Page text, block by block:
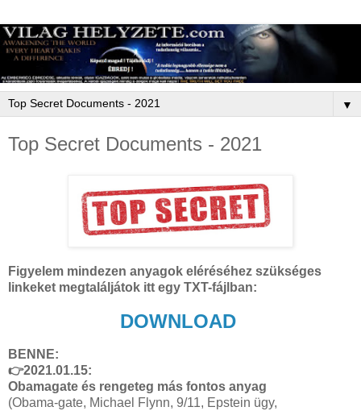
▼
Top Secret Documents - 2021
Figyelem mindezen anyagok eléréséhez szükséges
linkeket megtaláljátok itt egy TXT-fájlban:
DOWNLOAD
BENNE:
👉2021.01.15:
Obamagate és rengeteg más fontos anyag
(Obama-gate, Michael Flynn, 9/11, Epstein ügy,